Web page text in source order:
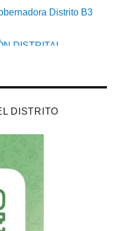
DISTRITAL
/ LXXVIII Convención
25-26
DISTRITO